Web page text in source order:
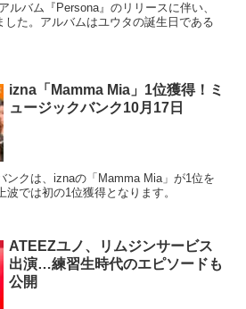
ルバム『Persona』のリリースに伴い、
した。アルバムはユウタの誕生日である
izna「Mamma Mia」1位獲得！ミ
ュージックバンク10月17日
ンクは、iznaの「Mamma Mia」が1位を
では初の1位獲得となります。
ATEEZユノ、リムジンサービス
出演…練習生時代のエピソードも
公開